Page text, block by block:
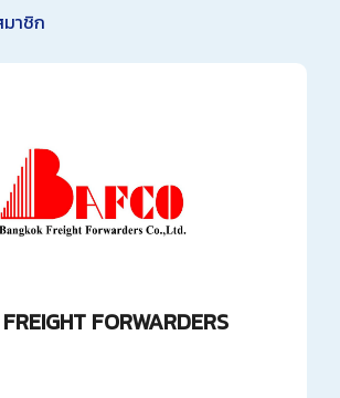
าตรฐาน TIFFA MARK
าชบัญญัติและบทความที่เกี่ยวข้อง
าชิก
FORWARDERS